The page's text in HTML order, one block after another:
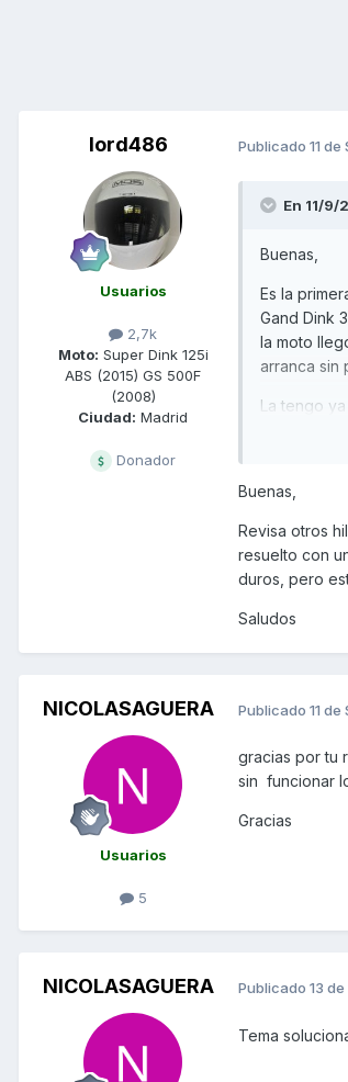
lord486
Usuarios
2,7k
Moto: Super Dink 125i
ABS (2015) GS 500F
(2008)
Ciudad: Madrid
Donador
Publicado 11
En 11/9/
Buenas,
Es la
Gand Dink
la moto
arranca sin
La tengo
ni la
Gracias.
Buenas,
Revisa otros
resuelto con
duros, pero
Saludos
NICOLASAGUERA
Usuarios
5
Publicado 11
gracias por tu
sin funcionar
Gracias
NICOLASAGUERA Publicado 13
Tema